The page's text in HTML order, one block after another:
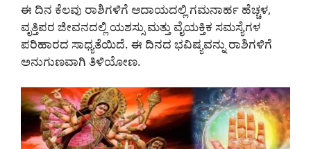
ಈ ದಿನ ಕೆಲವು ರಾಶಿಗಳಿಗೆ ಆದಾಯದಲ್ಲಿ ಗಮನಾರ್ಹ ಹೆಚ್ಚಳ,
ವೃತ್ತಿಪರ ಜೀವನದಲ್ಲಿ ಯಶಸ್ಸು ಮತ್ತು ವೈಯಕ್ತಿಕ ಸಮಸ್ಯೆಗಳ
ಪರಿಹಾರದ ಸಾಧ್ಯತೆಯಿದೆ. ಈ ದಿನದ ಭವಿಷ್ಯವನ್ನು ರಾಶಿಗಳಿಗೆ
ಅನುಗುಣವಾಗಿ ತಿಳಿಯೋಣ.